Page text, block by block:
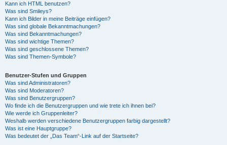
Kann ich HTML benutzen?
Was sind Smileys?
Kann ich Bilder in meine Beiträge einfügen?
Was sind globale Bekanntmachungen?
Was sind Bekanntmachungen?
Was sind wichtige Themen?
Was sind geschlossene Themen?
Was sind Themen-Symbole?
Benutzer-Stufen und Gruppen
Was sind Administratoren?
Was sind Moderatoren?
Was sind Benutzergruppen?
Wo finde ich die Benutzergruppen und wie trete ich ihnen bei?
Wie werde ich Gruppenleiter?
Weshalb werden verschiedene Benutzergruppen farbig dargestellt?
Was ist eine Hauptgruppe?
Was bedeutet der „Das Team“-Link auf der Startseite?